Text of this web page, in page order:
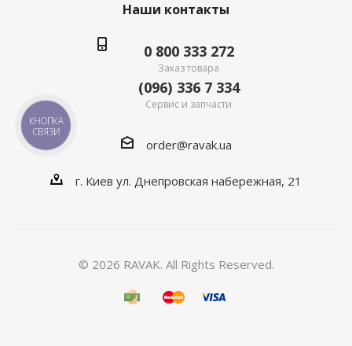
Наши контакты
0 800 333 272
Заказ товара
(096) 336 7 334
Сервис и запчасти
order@ravak.ua
г. Киев ул. Днепровская набережная, 21
© 2026 RAVAK. All Rights Reserved.
КНОПКА
СВЯЗИ